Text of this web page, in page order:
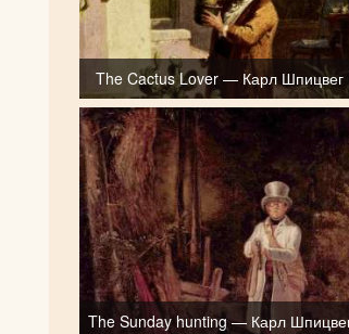
The Cactus Lover — Карл Шпицвег
The Sunday hunting — Карл